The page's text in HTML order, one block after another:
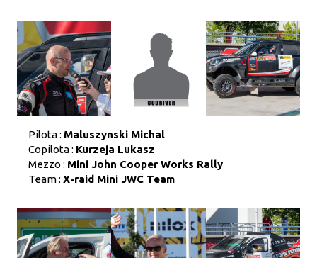
Pilota : Maluszynski Michal
Copilota : Kurzeja Lukasz
Mezzo : Mini John Cooper Works Rally
Team : X-raid Mini JWC Team